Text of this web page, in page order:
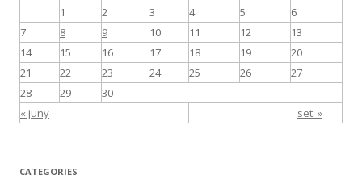
« juny set. »
1 2 3 4 5
6
7
8 9 10 11 12
13
14
15 16 17 18 19
20
21
22 23 24 25 26
27
28
29 30
CATEGORIES